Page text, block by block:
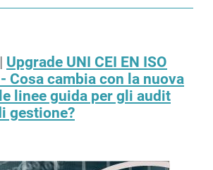
Upgrade UNI CEI EN ISO
Cosa cambia con la nuova
linee guida per gli audit
gestione?